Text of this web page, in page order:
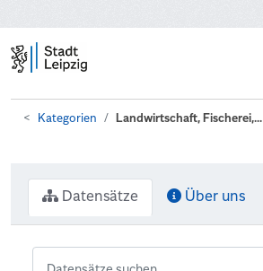
Kategorien Landwirtschaft, Fischerei,...
Datensätze Über uns